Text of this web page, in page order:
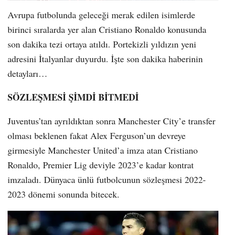
Avrupa futbolunda geleceği merak edilen isimlerde
birinci sıralarda yer alan Cristiano Ronaldo konusunda
son dakika tezi ortaya atıldı. Portekizli yıldızın yeni
adresini İtalyanlar duyurdu. İşte son dakika haberinin
detayları…
SÖZLEŞMESİ ŞİMDİ BİTMEDİ
Juventus’tan ayrıldıktan sonra Manchester City’e transfer
olması beklenen fakat Alex Ferguson’un devreye
girmesiyle Manchester United’a imza atan Cristiano
Ronaldo, Premier Lig deviyle 2023’e kadar kontrat
imzaladı. Dünyaca ünlü futbolcunun sözleşmesi 2022-
2023 dönemi sonunda bitecek.